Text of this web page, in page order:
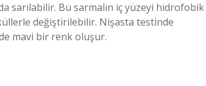
sarılabilir. Bu sarmalın iç yüzeyi hidrofobik
değiştirilebilir. Nişasta testinde
mavi bir renk oluşur.